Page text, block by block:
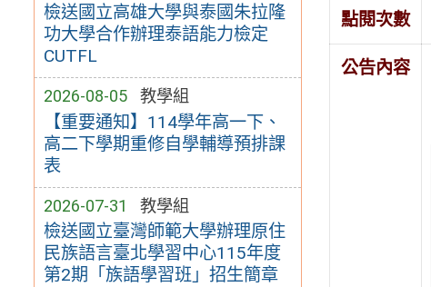
檢送國立高雄大學與泰國朱拉隆
功大學合作辦理泰語能力檢定
CUTFL
2026-08-05 教學組
【重要通知】114學年高一下、
高二下學期重修自學輔導預排課
表
2026-07-31 教學組
檢送國立臺灣師範大學辦理原住
民族語言臺北學習中心115年度
第2期「族語學習班」招生簡章
點閱次數
公告內容